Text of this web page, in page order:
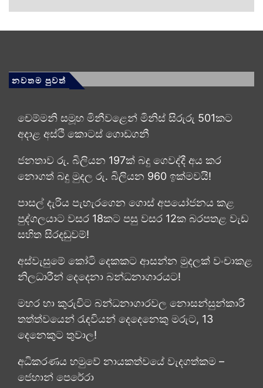
නවතම පුවත්
චෙම්මනි සමූහ මිනීවළෙන් මිනිස් සිරුරු 501කට
අදාළ අස්ථි කොටස් ගොඩගනී
ජනතාව රු. බිලියන 197ක් බදු ගෙවද්දී අය කර
නොගත් බදු මුදල රු. බිලියන 960 ඉක්මවයි!
පාසල් දැරිය පැහැරගෙන ගොස් අපයෝජනය කළ
පුද්ගලයාට වසර 18කට පසු වසර 12ක බරපතළ වැඩ
සහිත සිරදඬුවම්!
අස්වැසුමේ කෝටි දෙකකට ආසන්න මුදලක් වංචාකළ
නිලධාරීන් දෙදෙනා බන්ධනාගාරයට!
මහර හා කුරුවිට බන්ධනාගාරවල නොසන්සුන්කාරී
තත්ත්වයෙන් රැඳවියන් දෙදෙනෙකු මරුට, 13
දෙනෙකුට තුවාල!
අධිකරණය හමුවේ නායකත්වයේ වැදගත්කම –
ජෙහාන් පෙරේරා